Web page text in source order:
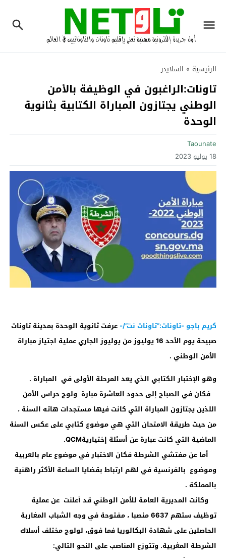
الرئيسية » السلايدر
تاونات:الراغبون في الوظيفة بالأمن
الوطني يجتازون المباراة الكتابية بثانوية
الوحدة‎
Taounate
18 يوليو 2023
كريم باجو -تاونات:”تاونات نت”/-عرفت ثانوية الوحدة بمدينة تاونات
صبيحة يوم الأحد 16 يوليوز من يوليوز الجاري عملية اجتياز مباراة
الأمن الوطني .
وهو الإختبار الكتابي الذي يعد المرحلة الأولى في المباراة .
فكان في الصباح إلى حدود العاشرة مبارة ولوج حراس الأمن
اللذين يجتازون المباراة التي كانت فيها مستجدات هاته السنة ،
من حيث طريقة الامتحان التي هي موضوع كتابي على عكس السنة
الماضية التي كانت عبارة عن أسئلة إختياريةQCM.
أما عن مفتشي الشرطة فكان الاختبار في موضوع عام بالعربية
وموضوع بالفرنسية في لهم ارتباط بقضايا الساعة الأكثر راهنية
بالمملكة .
وكانت المديرية العامة للأمن الوطني قد أعلنت عن عملية
توظيف ستهم 6637 منصبا ، مفتوحة في وجه الشباب المغاربة
الحاصلين على شهادة البكالوريا فما فوق، لولوج مختلف أسلاك
الشرطة المغربية. وتتوزع المناصب على النحو التالي: